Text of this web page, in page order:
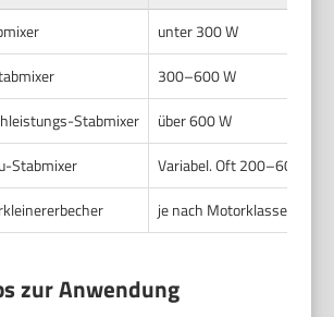
unter 300 W
300–600 W
Stabmixer
über 600 W
Stabmixer
Variabel. Oft 200–600 W
je nach Motorklasse
zur Anwendung